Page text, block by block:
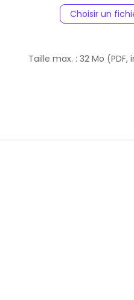
Choisir un
Taille max. : 32 Mo